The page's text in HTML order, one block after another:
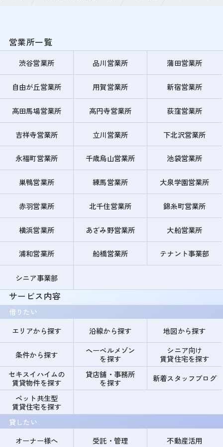
営業所一覧
渋谷営業所 品川営業所 蒲田営業所
自由が丘営業所 用賀営業所 新宿営業所
高田馬場営業所 高円寺営業所 荻窪営業所
吉祥寺営業所 立川営業所 下北沢営業所
永福町営業所 千歳烏山営業所 池袋営業所
巣鴨営業所 練馬営業所 大泉学園営業所
赤羽営業所 北千住営業所 錦糸町営業所
横浜営業所 あざみ野営業所 大船営業所
浦和営業所 船橋営業所 テナント事業部
シニア事業部
サービス内容
借りたい
エリアから探す
沿線から探す 地図から探す
条件から探す
ヘーベルメゾン
を探す
シニア向け
賃貸住宅を探す
セキスイハイムの
賃貸物件を探す
貸店舗・事務所
を探す
新着スタッフブログ
ペット共生型
賃貸住宅を探す
貸したい
オーナー様へ
受託・管理 不動産活用